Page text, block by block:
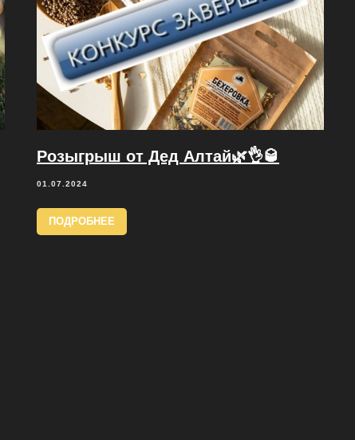
Розыгрыш от Дед Алтай🌿👌🥃
01.07.2024
ПОДРОБНЕЕ